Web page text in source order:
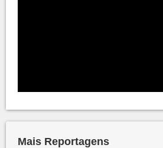
Mais Reportagens